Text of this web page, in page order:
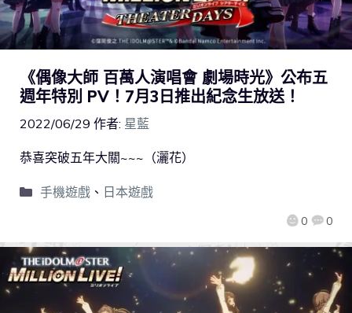
《偶像大師 百萬人演唱會 劇場時光》公布五
週年特別 PV！7月3日推出紀念生放送！
2022/06/29 作者: 星藍
0 0
恭喜突破五年大關~~~（灑花）
手機遊戲、 日本遊戲